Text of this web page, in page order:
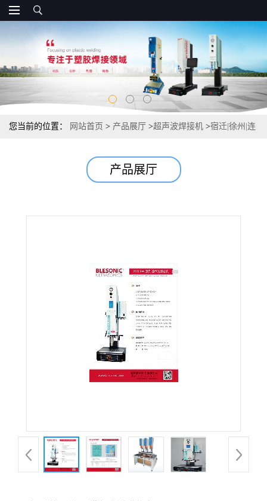
您当前的位置： 网站首页 > 产品展厅 >超声波焊接机 >宿迁|徐州|连
产品展厅